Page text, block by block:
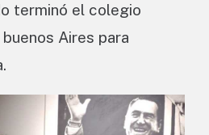
terminó el colegio
Aires para